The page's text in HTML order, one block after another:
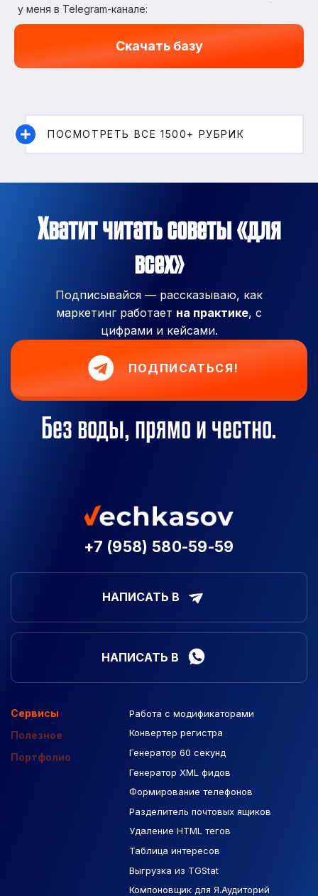
у меня в Telegram-канале:
Скачать базу
ПОСМОТРЕТЬ ВСЕ 1500+ РУБРИК
Хватит читать советы «для
всех»
Подписывайся — рассказываю, как
маркетинг работает на практике, с
цифрами и кейсами.
ПОДПИСАТЬСЯ!
Без воды, прямо и честно.
+7 (958) 580-59-59
НАПИСАТЬ В
НАПИСАТЬ В
Сервисы
Полезное
Портфолио
Работа с модификаторами
Конвертер регистра
Генератор 60 секунд
Генератор XML фидов
Формирование телефонов
Разделитель почтовых ящиков
Удаление HTML тегов
Таблица интересов
Выгрузка из TGStat
Компоновщик для Я.Аудиторий
Подборка сайтов
Макеты Figma
База Яндекс Карты
РСЯ площадки
Созданные сайты
Контекстная реклама